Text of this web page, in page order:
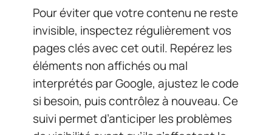
Pour éviter que votre contenu ne reste
invisible, inspectez régulièrement vos
pages clés avec cet outil. Repérez les
éléments non affichés ou mal
interprétés par Google, ajustez le code
si besoin, puis contrôlez à nouveau. Ce
suivi permet d’anticiper les problèmes